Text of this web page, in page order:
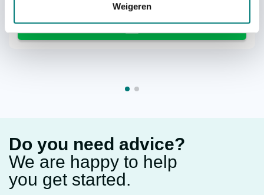
Weigeren
Do you need advice?
We are happy to help
you get started.